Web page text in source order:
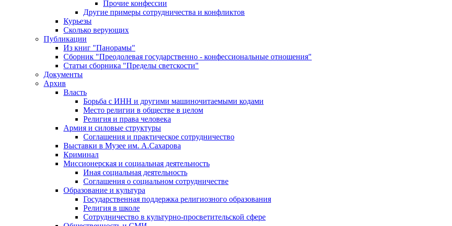
Прочие конфессии
Другие примеры сотрудничества и конфликтов
Курьезы
Сколько верующих
Публикации
Из книг "Панорамы"
Сборник "Преодолевая государственно - конфессиональные отношения"
Статьи сборника "Пределы светскости"
Документы
Архив
Власть
Борьба с ИНН и другими машиночитаемыми кодами
Место религии в обществе в целом
Религия и права человека
Армия и силовые структуры
Соглашения и практическое сотрудничество
Выставки в Музее им. А.Сахарова
Криминал
Миссионерская и социальная деятельность
Иная социальная деятельность
Соглашения о социальном сотрудничестве
Образование и культура
Государственная поддержка религиозного образования
Религия в школе
Сотрудничество в культурно-просветительской сфере